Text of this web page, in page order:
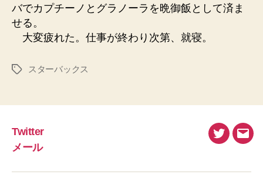
バでカプチーノとグラノーラを晩御飯として済ま
せる。
大変疲れた。仕事が終わり次第、就寝。
タ
スターバックス
Twitter
メール
Twitterメ
ル